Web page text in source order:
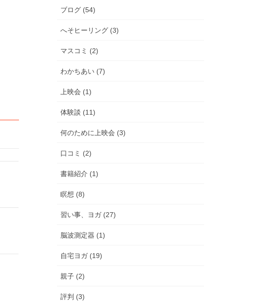
ブログ (54)
へそヒーリング (3)
マスコミ (2)
わかちあい (7)
上映会 (1)
体験談 (11)
何のために上映会 (3)
口コミ (2)
書籍紹介 (1)
瞑想 (8)
習い事、ヨガ (27)
脳波測定器 (1)
自宅ヨガ (19)
親子 (2)
評判 (3)